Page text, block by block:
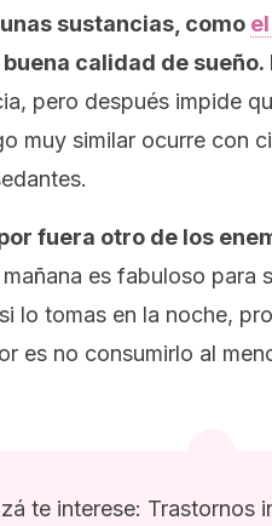
sustancias, como
calidad de sueño.
pero después impide
muy similar ocurre con
fuera otro de los
es fabuloso para
lo tomas en la noche,
es no consumirlo al
te interese: Trastornos